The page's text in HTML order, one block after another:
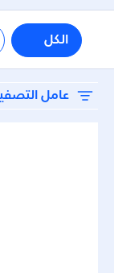
الكل
عامل
عوامل